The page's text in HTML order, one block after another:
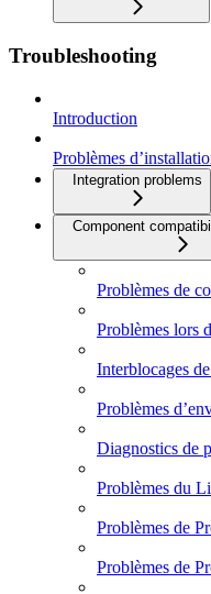
Troubleshooting
Introduction
Problèmes
Integration problems
Component
Problèmes de
Problèmes lors
Interblocages
Problèmes
Diagnostics de
Problèmes du
Problèmes de
Problèmes de